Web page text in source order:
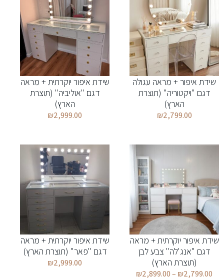
שידת איפור + מראה עגולה
דגם "ויקטוריה" (תוצרת
הארץ)
₪2,799.00
שידת איפור יוקרתית + מראה
דגם "אוליביה" (תוצרת
הארץ)
₪2,999.00
שידת איפור יוקרתית + מראה
דגם "אנג'לה" צבע לבן
(תוצרת הארץ)
₪2,799.00
–
₪2,899.00
שידת איפור יוקרתית + מראה
דגם "פאר" (תוצרת הארץ)
₪2,999.00